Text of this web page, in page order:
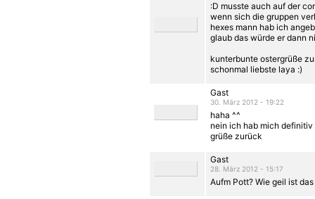
:D musste auch auf der
wenn sich die gruppen
hexes mann hab ich
glaub das würde er dann
kunterbunte ostergrüße
schonmal liebste laya :)
Gast
30. März 2012 - 19:22
haha ^^
nein ich hab mich
grüße zurück
Gast
28. März 2012 - 15:17
Aufm Pott? Wie geil ist